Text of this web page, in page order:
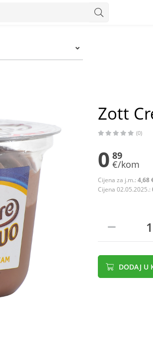
Zott
(0)
0 89
€/kom
Cijena za j.m.: 4,68
Cijena 02.05.2025.:
DODAJ U